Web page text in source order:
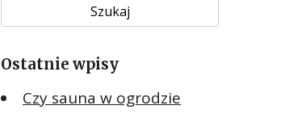
k
jOstatnie wpisy
Czy sauna w ogrodzie